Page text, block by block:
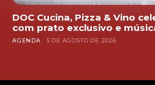
DOC Cucina, Pizza & Vino
com prato exclusivo e
AGENDA 5 DE AGOSTO DE 2026